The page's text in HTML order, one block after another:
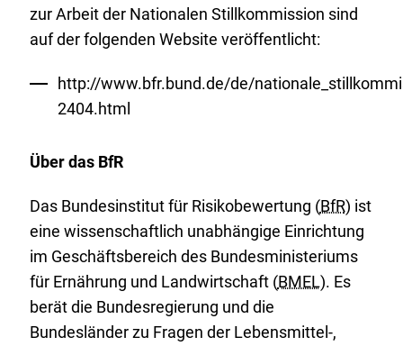
zur Arbeit der Nationalen Stillkommission sind
auf der folgenden Website veröffentlicht:
http://www.bfr.bund.de/de/
2404.html
Über das BfR
Das Bundesinstitut für Risikobewertung (BfR) ist
eine wissenschaftlich unabhängige Einrichtung
im Geschäftsbereich des Bundesministeriums
für Ernährung und Landwirtschaft (BMEL). Es
berät die Bundesregierung und die
Bundesländer zu Fragen der Lebensmittel-,